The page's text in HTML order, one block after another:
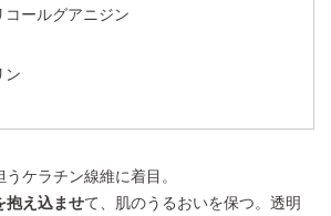
コールグアニジン
ン
うケラチン線維に着目。
抱え込ませて、肌のうるおいを保つ。透明